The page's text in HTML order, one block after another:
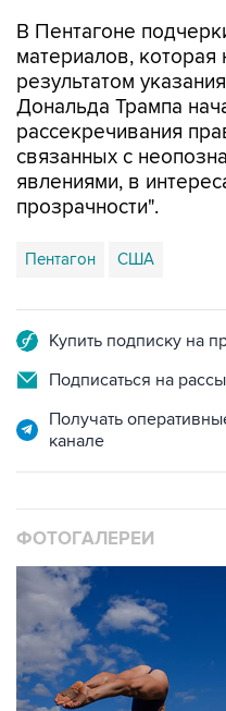
В Пентагоне
материалов, которая
результатом
Дональда Трампа
рассекречивания
связанных с
явлениями, в
прозрачности".
Пентагон США
Купить подписку на
Подписаться на
Получать
канале
ФОТОГАЛЕРЕИ